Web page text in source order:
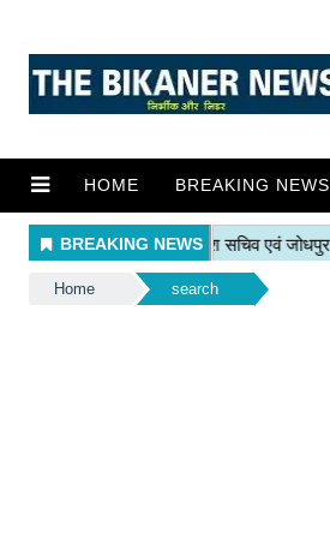
HOME BREAKING NEWS
Home search